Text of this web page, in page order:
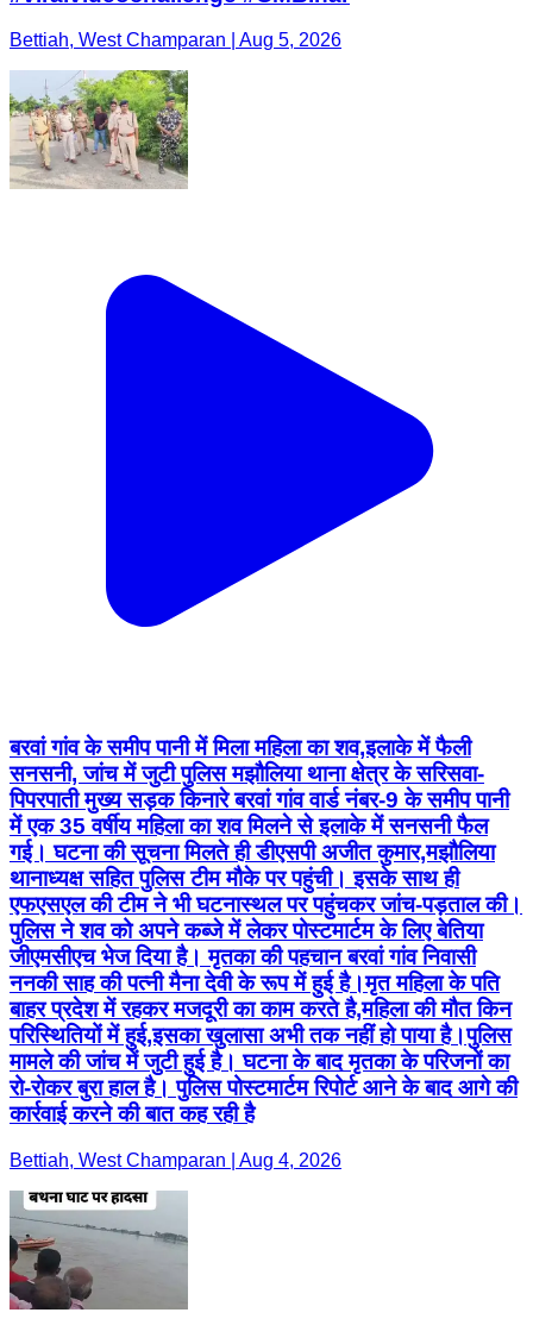
Bettiah, West Champaran | Aug 5, 2026
बरवां गांव के समीप पानी में मिला महिला का शव,इलाके में फैली
सनसनी, जांच में जुटी पुलिस मझौलिया थाना क्षेत्र के सरिसवा-
पिपरपाती मुख्य सड़क किनारे बरवां गांव वार्ड नंबर-9 के समीप पानी
में एक 35 वर्षीय महिला का शव मिलने से इलाके में सनसनी फैल
गई। घटना की सूचना मिलते ही डीएसपी अजीत कुमार,मझौलिया
थानाध्यक्ष सहित पुलिस टीम मौके पर पहुंची। इसके साथ ही
एफएसएल की टीम ने भी घटनास्थल पर पहुंचकर जांच-पड़ताल की।
पुलिस ने शव को अपने कब्जे में लेकर पोस्टमार्टम के लिए बेतिया
जीएमसीएच भेज दिया है। मृतका की पहचान बरवां गांव निवासी
ननकी साह की पत्नी मैना देवी के रूप में हुई है।मृत महिला के पति
बाहर प्रदेश में रहकर मजदूरी का काम करते है,महिला की मौत किन
परिस्थितियों में हुई,इसका खुलासा अभी तक नहीं हो पाया है।पुलिस
मामले की जांच में जुटी हुई है। घटना के बाद मृतका के परिजनों का
रो-रोकर बुरा हाल है। पुलिस पोस्टमार्टम रिपोर्ट आने के बाद आगे की
कार्रवाई करने की बात कह रही है
Bettiah, West Champaran | Aug 4, 2026